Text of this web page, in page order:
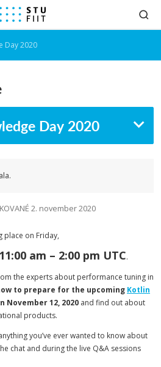
Day 2020
Day 2020
2. november 2020
place on Friday,
am – 2:00 pm UTC.
the experts about performance tuning in
to prepare for the upcoming Kotlin
November 12, 2020and find out about
products.
you’ve ever wanted to know about
chat and during the live Q&A sessions